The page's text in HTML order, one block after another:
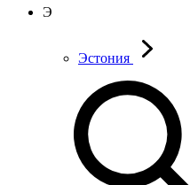
Э
Эстония